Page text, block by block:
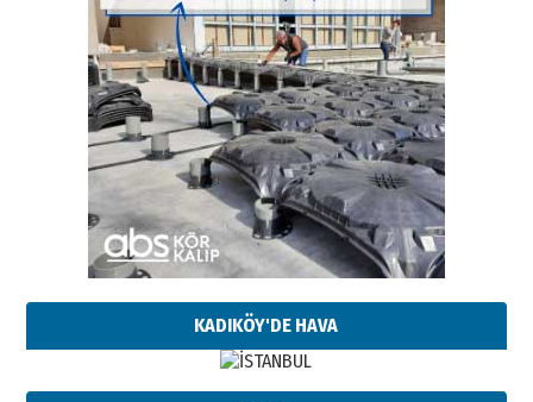
KADIKÖY'DE HAVA